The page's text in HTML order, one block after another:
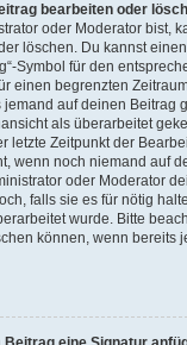
bearbeiten oder
oder Moderator bist,
löschen. Du kannst
Symbol für den
einen begrenzten
auf deinen Beitrag
als überarbeitet
letzte Zeitpunkt der
wenn noch niemand auf
oder Moderator
falls sie es für nötig
wurde. Bitte
können, wenn bereits